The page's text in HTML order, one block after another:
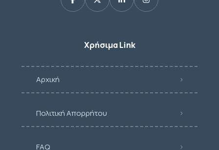
Χρήσιμα Link
Αρχική
Πολιτική Απορρήτου
FAQ